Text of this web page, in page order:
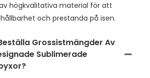
högkvalitativa material för att
och prestanda på isen.
Grossistmängder Av
Sublimerade